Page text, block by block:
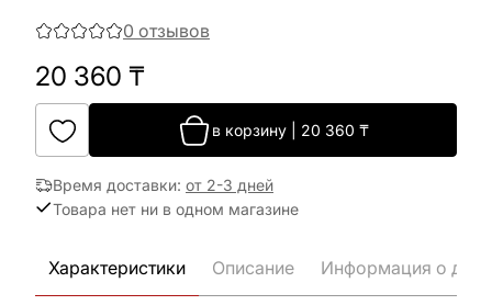
0 отзывов
20 360 ₸
в корзину 20 360 ₸
Время доставки: от 2-3 дней
Товара нет ни в одном магазине
Характеристики Описание Информация о